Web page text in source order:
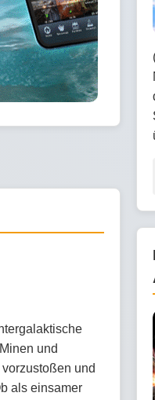
und
und
als einsamer